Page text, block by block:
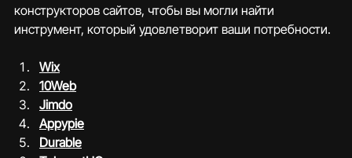
конструкторов сайтов, чтобы вы могли найти
инструмент, который удовлетворит ваши потребности.
Wix
10Web
Jimdo
Appypie
Durable